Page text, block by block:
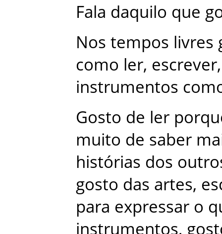
Fala daquilo que
Nos tempos livres
como ler, escrever,
instrumentos
Gosto de ler
muito de saber
histórias dos
gosto das artes,
para expressar o
instrumentos,